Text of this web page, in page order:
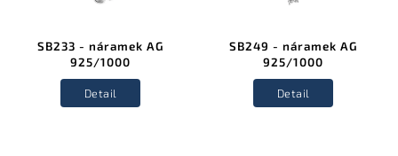
SB233 - náramek AG
925/1000
Detail
SB249 - náramek AG
925/1000
Detail